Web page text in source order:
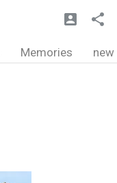
Memories new